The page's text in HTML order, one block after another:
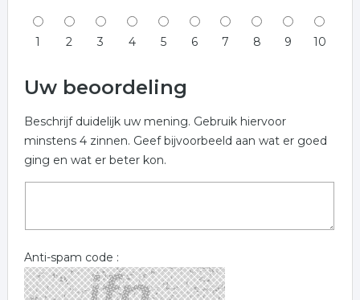
1 2 3 4 5 6 7 8 9 10
Uw beoordeling
Beschrijf duidelijk uw mening. Gebruik hiervoor
minstens 4 zinnen. Geef bijvoorbeeld aan wat er goed
ging en wat er beter kon.
Anti-spam code :